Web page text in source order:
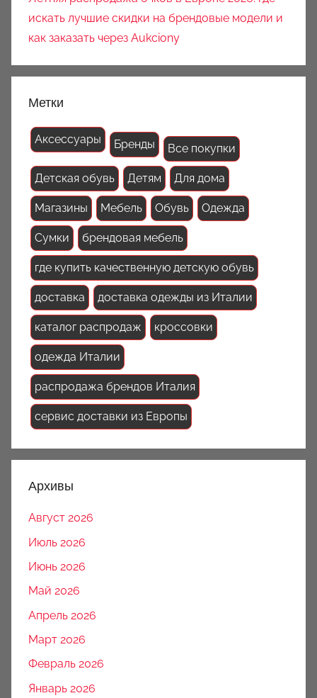
искать лучшие скидки на брендовые модели и
как заказать через Aukciony
Метки
Аксессуары Бренды Все покупки
Детская обувь Детям Для дома
Магазины Мебель Обувь Одежда
Сумки брендовая мебель
где купить качественную детскую обувь
доставка доставка одежды из Италии
каталог распродаж кроссовки
одежда Италии
распродажа брендов Италия
сервис доставки из Европы
Архивы
Август 2026
Июль 2026
Июнь 2026
Май 2026
Апрель 2026
Март 2026
Февраль 2026
Январь 2026